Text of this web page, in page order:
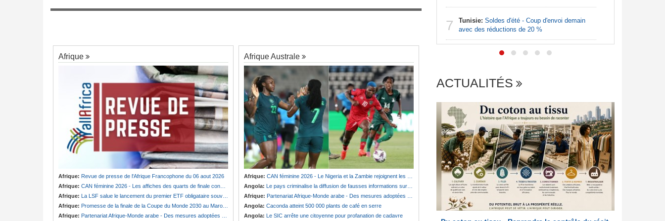
Afrique
Afrique: Revue de presse de l'Afrique Francophone du 06 aout 2026
Afrique: CAN féminine 2026 - Les affiches des quarts de finale connues
Afrique: La LSF salue le lancement du premier ETF obligataire souverain africain (USD) disponible en Europe
Afrique: Promesse de la finale de la Coupe du Monde 2030 au Maroc - Infantino marquera-t-il le but de son maintien ?
Afrique: Partenariat Afrique-Monde arabe - Des mesures adoptées pour relancer la coopération
Afrique Australe
Afrique: CAN féminine 2026 - Le Nigeria et la Zambie rejoignent les quarts de finale
Angola: Le pays criminalise la diffusion de fausses informations sur Internet
Afrique: Partenariat Afrique-Monde arabe - Des mesures adoptées pour relancer la coopération
Angola: Caconda atteint 500 000 plants de café en serre
Angola: Le SIC arrête une citoyenne pour profanation de cadavre
Cameroun:Ngobo olive, le nom qui ressurgit
7
Francophone du 06 aout 2026
7 Tunisie: Soldes d'été - Coup d'envoi demain
avec des réductions de 20 %
ACTUALITÉS